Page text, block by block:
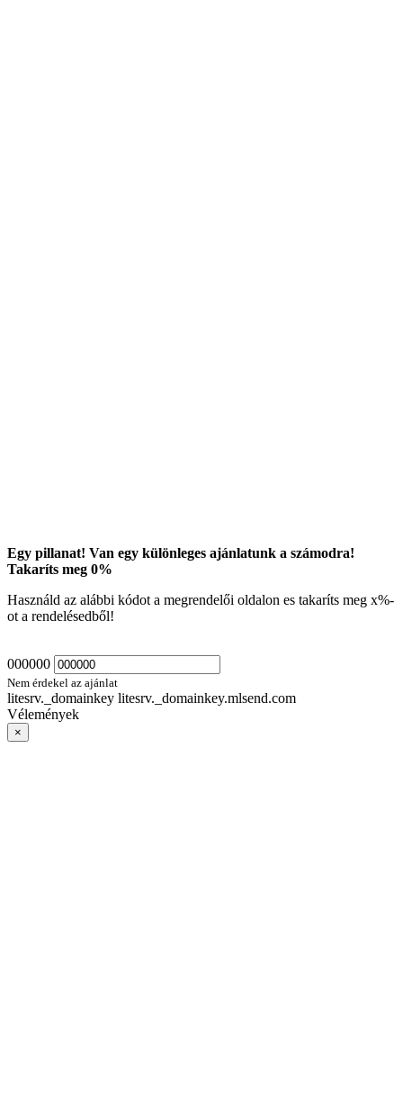
Egy pillanat! Van egy különleges ajánlatunk a számodra!
Takaríts meg 0%
Használd az alábbi kódot a megrendelői oldalon es takaríts meg x%-
ot a rendelésedből!
000000
Nem érdekel az ajánlat
litesrv._domainkey litesrv._domainkey.mlsend.com
Vélemények
×